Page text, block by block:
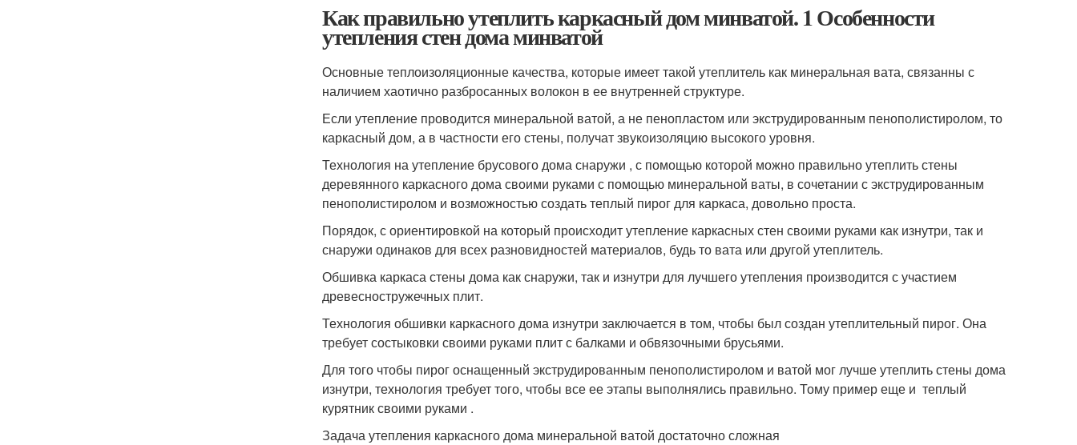
Как правильно утеплить каркасный дом минватой. 1 Особенности
утепления стен дома минватой
Основные теплоизоляционные качества, которые имеет такой утеплитель как минеральная вата, связанны с
наличием хаотично разбросанных волокон в ее внутренней структуре.
Если утепление проводится минеральной ватой, а не пенопластом или экструдированным пенополистиролом, то
каркасный дом, а в частности его стены, получат звукоизоляцию высокого уровня.
Технология на утепление брусового дома снаружи , с помощью которой можно правильно утеплить стены
деревянного каркасного дома своими руками с помощью минеральной ваты, в сочетании с экструдированным
пенополистиролом и возможностью создать теплый пирог для каркаса, довольно проста.
Порядок, с ориентировкой на который происходит утепление каркасных стен своими руками как изнутри, так и
снаружи одинаков для всех разновидностей материалов, будь то вата или другой утеплитель.
Обшивка каркаса стены дома как снаружи, так и изнутри для лучшего утепления производится с участием
древесностружечных плит.
Технология обшивки каркасного дома изнутри заключается в том, чтобы был создан утеплительный пирог. Она
требует состыковки своими руками плит с балками и обвязочными брусьями.
Для того чтобы пирог оснащенный экструдированным пенополистиролом и ватой мог лучше утеплить стены дома
изнутри, технология требует того, чтобы все ее этапы выполнялись правильно. Тому пример еще и теплый
курятник своими руками .
Задача утепления каркасного дома минеральной ватой достаточно сложная